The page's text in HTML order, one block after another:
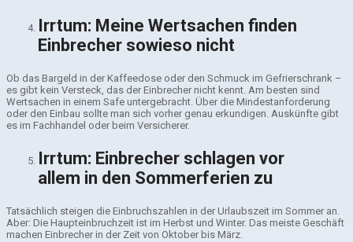
Irrtum: Meine Wertsachen finden
Einbrecher sowieso nicht
Ob das Bargeld in der Kaffeedose oder den Schmuck im Gefrierschrank –
es gibt kein Versteck, das der Einbrecher nicht kennt. Am besten sind
Wertsachen in einem Safe untergebracht. Über die Mindestanforderung
oder den Einbau sollte man sich vorher genau erkundigen. Auskünfte gibt
es im Fachhandel oder beim Versicherer.
Irrtum: Einbrecher schlagen vor
allem in den Sommerferien zu
Tatsächlich steigen die Einbruchszahlen in der Urlaubszeit im Sommer an.
Aber: Die Haupteinbruchzeit ist im Herbst und Winter. Das meiste Geschäft
machen Einbrecher in der Zeit von Oktober bis März.